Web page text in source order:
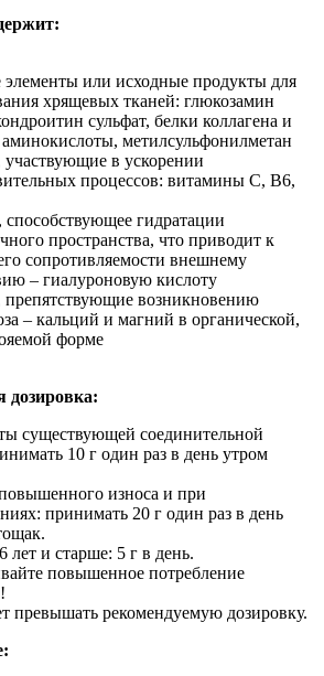
элементы или исходные продукты для
хрящевых тканей: глюкозамин
сульфат, белки коллагена и
метилсульфонилметан
участвующие в ускорении
процессов: витамины C, B6,
способствующее гидратации
пространства, что приводит к
сопротивляемости внешнему
– гиалуроновую кислоту
препятствующие возникновению
– кальций и магний в органической,
форме
дозировка:
существующей соединительной
10 г один раз в день утром
износа и при
принимать 20 г один раз в день
лет и старше: 5 г в день.
повышенное потребление
превышать рекомендуемую дозировку.